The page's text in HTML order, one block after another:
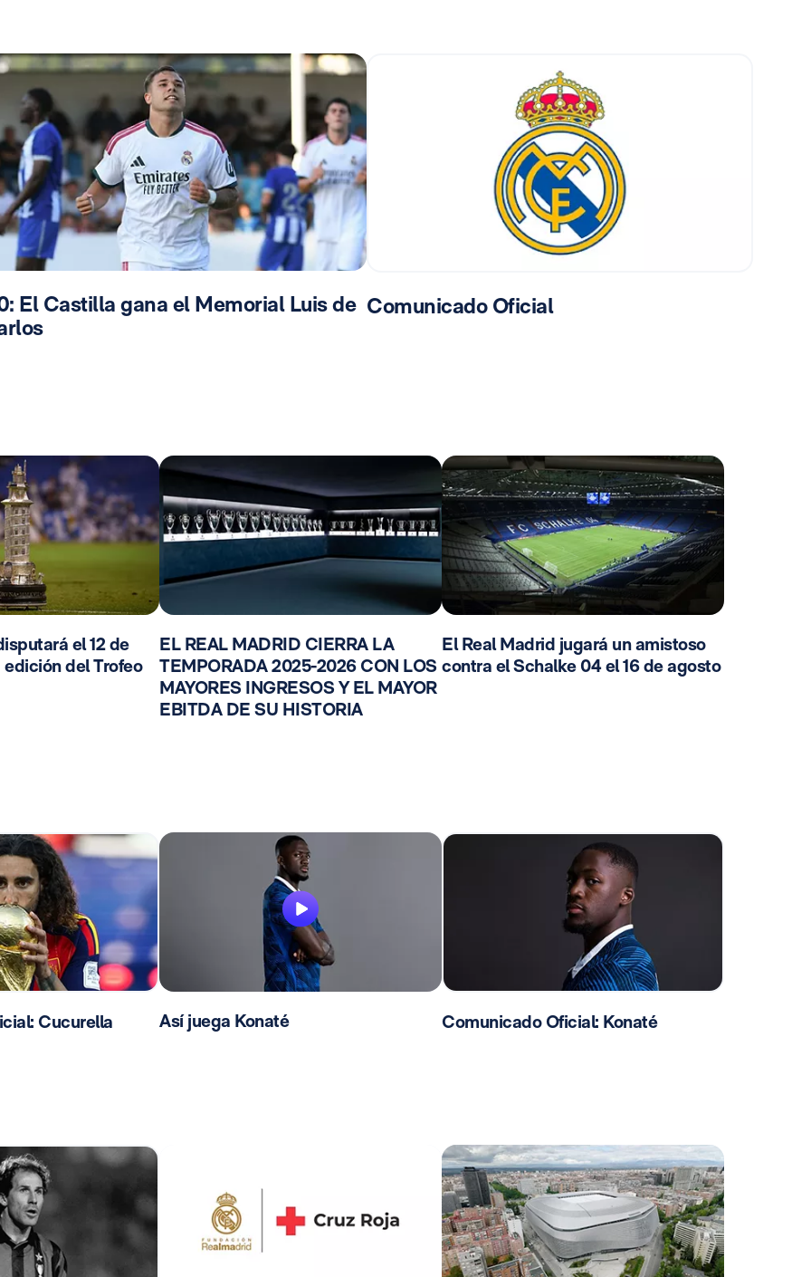
El Castilla gana el Memorial Luis de Comunicado Oficial
el 12 de
del Trofeo
EL REAL MADRID CIERRA LA
TEMPORADA 2025-2026 CON LOS
MAYORES INGRESOS Y EL MAYOR
EBITDA DE SU HISTORIA
El Real Madrid jugará un amistoso
contra el Schalke 04 el 16 de agosto
Cucurella Así juega Konaté Comunicado Oficial: Konaté